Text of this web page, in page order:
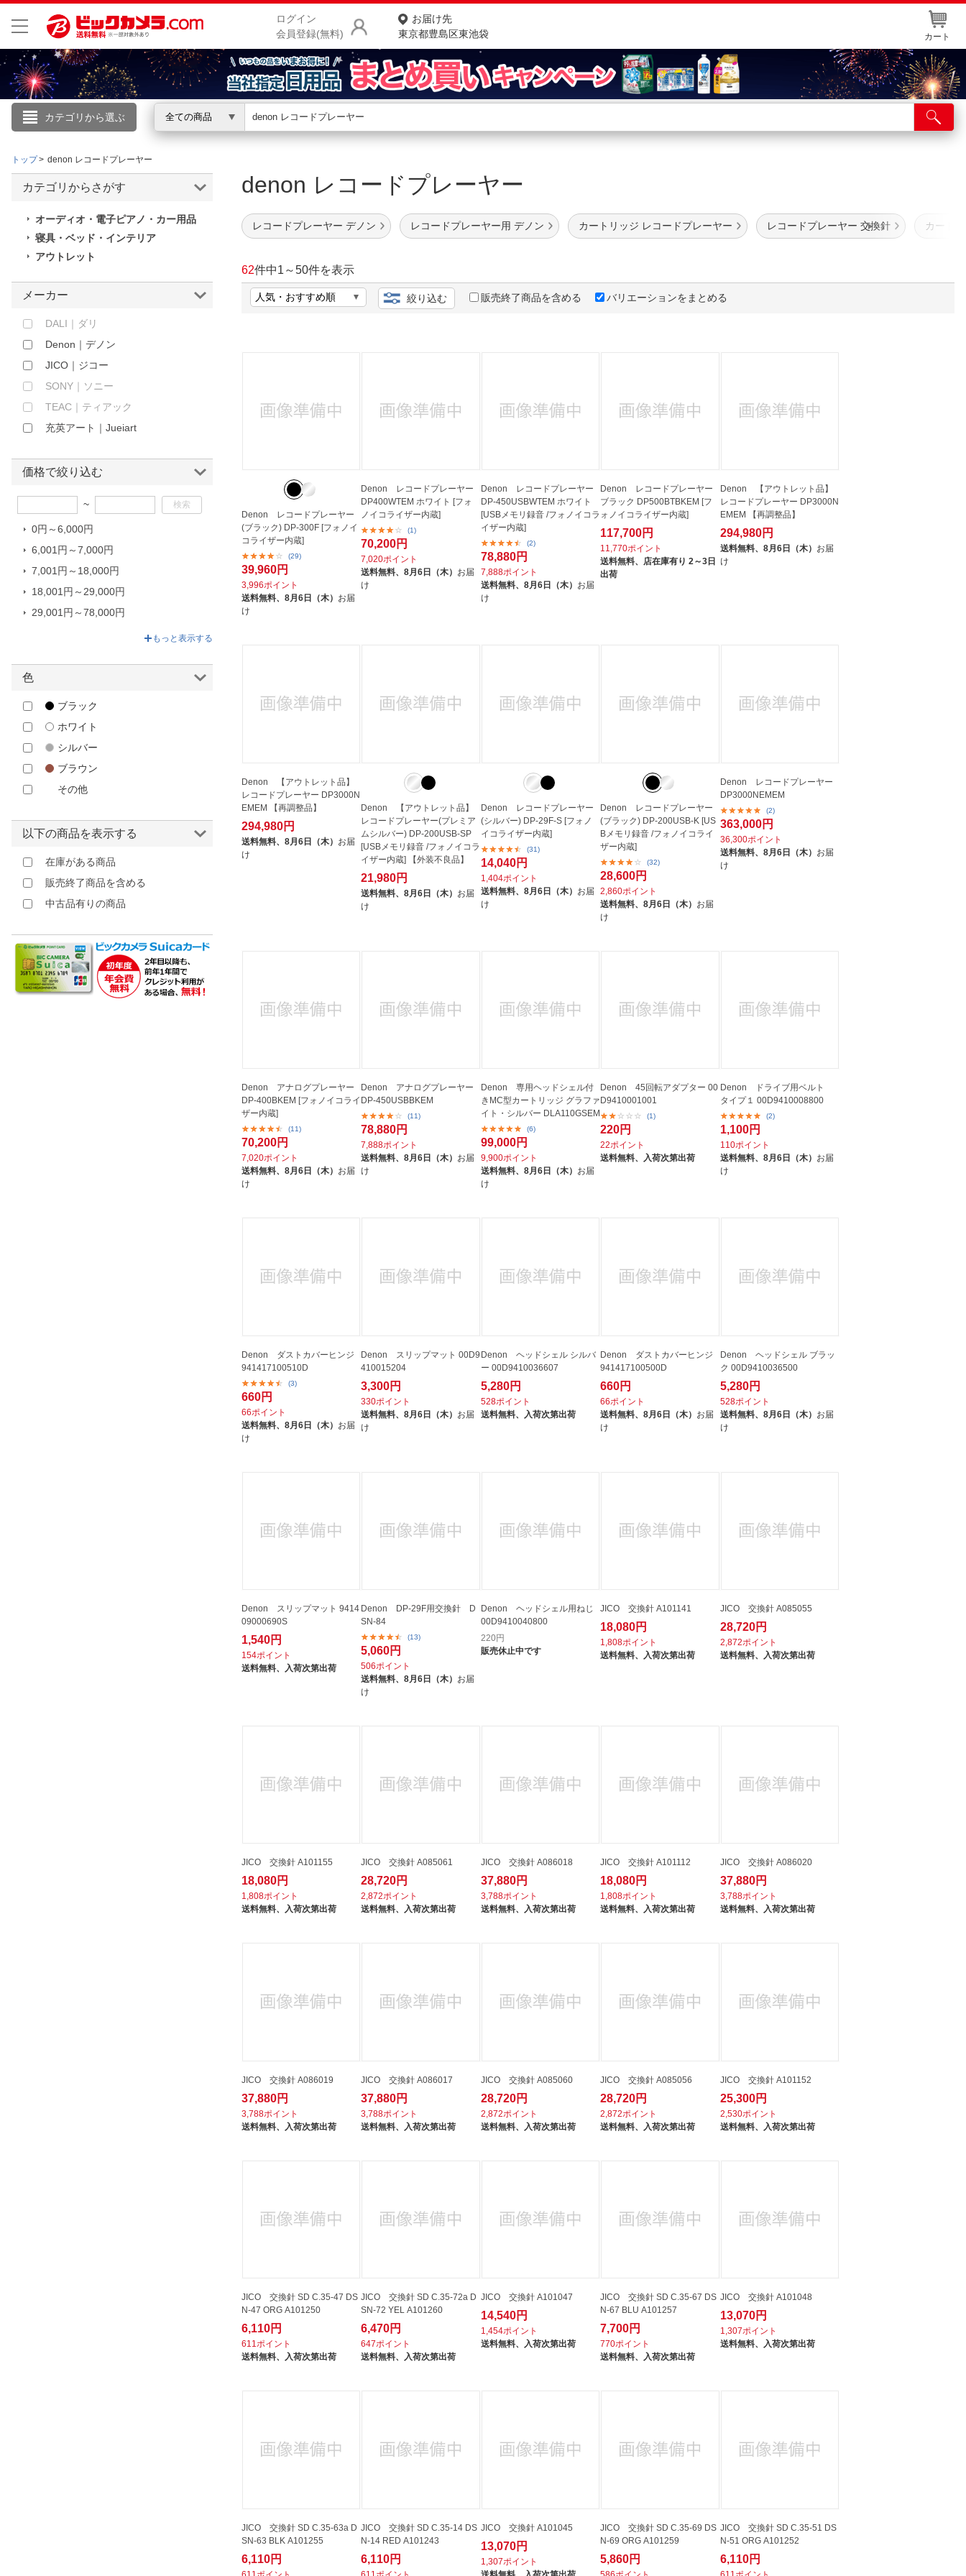
ログイン
会員登録(無料)
お届け先
東京都豊島区東池袋
カート
カテゴリから選ぶ 全ての商品
こんにちは
お買いもの履歴
カテゴリ一覧からさがす
ご利用ガイド
店舗情報・店舗一覧
トップ denon レコードプレーヤー
denon レコードプレーヤー
レコードプレーヤー デノン レコードプレーヤー用 デノン カートリッジ レコードプレーヤー レコードプレーヤー 交換針 カート
62件中1 ～50件を表示
絞り込む 販売終了商品を含める バリエーションをまとめる
Denon レコードプレーヤー
(ブラック) DP-300F [フォノイ
コライザー内蔵]
(29)
39,960円
3,996ポイント
送料無料、 8月6日（木） お届
け
Denon レコードプレーヤー
DP400WTEM ホワイト [フォ
ノイコライザー内蔵]
(1)
70,200円
7,020ポイント
送料無料、8月6日（木） お届
け
Denon レコードプレーヤー
DP-450USBWTEM ホワイト
[USBメモリ録音 /フォノイコラ
イザー内蔵]
(2)
78,880円
7,888ポイント
送料無料、 8月6日（木） お届
け
Denon レコードプレーヤー
ブラック DP500BTBKEM [フ
ォノイコライザー内蔵]
117,700円
11,770ポイント
送料無料、 店在庫有り 2～3日
出荷
Denon 【アウトレット品】
レコードプレーヤー DP3000N
EMEM 【再調整品】
294,980円
送料無料、 8月6日（木） お届
け
Denon 【アウトレット品】
レコードプレーヤー DP3000N
EMEM 【再調整品】
294,980円
送料無料、 8月6日（木） お届
け
Denon 【アウトレット品】
レコードプレーヤー(プレミア
ムシルバー) DP-200USB-SP
[USBメモリ録音 /フォノイコラ
イザー内蔵] 【外装不良品】
21,980円
送料無料、8月6日（木） お届
け
Denon レコードプレーヤー
(シルバー) DP-29F-S [フォノ
イコライザー内蔵]
(31)
14,040円
1,404ポイント
送料無料、 8月6日（木） お届
け
Denon レコードプレーヤー
(ブラック) DP-200USB-K [US
Bメモリ録音 /フォノイコライ
ザー内蔵]
(32)
28,600円
2,860ポイント
送料無料、8月6日（木） お届
け
Denon レコードプレーヤー
DP3000NEMEM
(2)
363,000円
36,300ポイント
送料無料、 8月6日（木） お届
け
Denon アナログプレーヤー
DP-400BKEM [フォノイコライ
ザー内蔵]
(11)
70,200円
7,020ポイント
送料無料、 8月6日（木） お届
け
Denon アナログプレーヤー
DP-450USBBKEM
(11)
78,880円
7,888ポイント
送料無料、8月6日（木） お届
け
Denon 専用ヘッドシェル付
きMC型カートリッジ グラファ
イト・シルバー DLA110GSEM
(6)
99,000円
9,900ポイント
送料無料、 8月6日（木） お届
け
Denon 45回転アダプター 00
D9410001001
(1)
220円
22ポイント
送料無料、 入荷次第出荷
Denon ドライブ用ベルト
タイプ１ 00D9410008800
(2)
1,100円
110ポイント
送料無料、 8月6日（木） お届
け
Denon ダストカバーヒンジ
941417100510D
(3)
660円
66ポイント
送料無料、 8月6日（木） お届
け
Denon スリップマット 00D9
410015204
3,300円
330ポイント
送料無料、8月6日（木） お届
け
Denon ヘッドシェル シルバ
ー 00D9410036607
5,280円
528ポイント
送料無料、
入荷次第出荷
Denon ダストカバーヒンジ
941417100500D
660円
66ポイント
送料無料、8月6日（木） お届
け
Denon ヘッドシェル ブラッ
ク 00D9410036500
5,280円
528ポイント
送料無料、 8月6日（木） お届
け
Denon スリップマット 9414
09000690S
1,540円
154ポイント
送料無料、 入荷次第出荷
Denon DP-29F用交換針 D
SN-84
(13)
5,060円
506ポイント
送料無料、8月6日（木） お届
け
Denon ヘッドシェル用ねじ
00D9410040800
220円
販売休止中です
JICO 交換針 A101141
18,080円
1,808ポイント
送料無料、 入荷次第出荷
JICO 交換針 A085055
28,720円
2,872ポイント
送料無料、
入荷次第出荷
JICO 交換針 A101155
18,080円
1,808ポイント
送料無料、 入荷次第出荷
JICO 交換針 A085061
28,720円
2,872ポイント
送料無料、 入荷次第出荷
JICO 交換針 A086018
37,880円
3,788ポイント
送料無料、 入荷次第出荷
JICO 交換針 A101112
18,080円
1,808ポイント
送料無料、 入荷次第出荷
JICO 交換針 A086020
37,880円
3,788ポイント
送料無料、
入荷次第出荷
JICO 交換針 A086019
37,880円
3,788ポイント
送料無料、
入荷次第出荷
JICO 交換針 A086017
37,880円
3,788ポイント
送料無料、
入荷次第出荷
JICO 交換針 A085060
28,720円
2,872ポイント
送料無料、
入荷次第出荷
JICO 交換針 A085056
28,720円
2,872ポイント
送料無料、
入荷次第出荷
JICO 交換針 A101152
25,300円
2,530ポイント
送料無料、
入荷次第出荷
JICO 交換針 SD C.35-47 DS
N-47 ORG A101250
6,110円
611ポイント
送料無料、 入荷次第出荷
JICO 交換針 SD C.35-72a D
SN-72 YEL A101260
6,470円
647ポイント
送料無料、 入荷次第出荷
JICO 交換針 A101047
14,540円
1,454ポイント
送料無料、 入荷次第出荷
JICO 交換針 SD C.35-67 DS
N-67 BLU A101257
7,700円
770ポイント
送料無料、 入荷次第出荷
JICO 交換針 A101048
13,070円
1,307ポイント
送料無料、
入荷次第出荷
JICO 交換針 SD C.35-63a D
SN-63 BLK A101255
6,110円
JICO 交換針 SD C.35-14 DS
N-14 RED A101243
6,110円
JICO 交換針 A101045
13,070円
1,307ポイント
JICO 交換針 SD C.35-69 DS
N-69 ORG A101259
5,860円
JICO 交換針 SD C.35-51 DS
N-51 ORG A101252
6,110円
カテゴリからさがす
オーディオ・電子ピアノ・カー用品
寝具・ベッド・インテリア
アウトレット
メーカー
DALI｜ダリ
Denon｜デノン
JICO｜ジコー
SONY｜ソニー
TEAC｜ティアック
充英アート｜Jueiart
価格で絞り込む
~
0円～6,000円
6,001円～7,000円
7,001円～18,000円
18,001円～29,000円
29,001円～78,000円
もっと表示する
色
ブラック
ホワイト
シルバー
ブラウン
その他
以下の商品を表示する
在庫がある商品
販売終了商品を含める
中古品有りの商品